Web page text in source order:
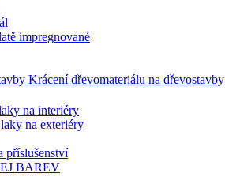
impregnované
Krácení dřevomateriálu na dřevostavby
na interiéry
na exteriéry
příslušenství
BAREV